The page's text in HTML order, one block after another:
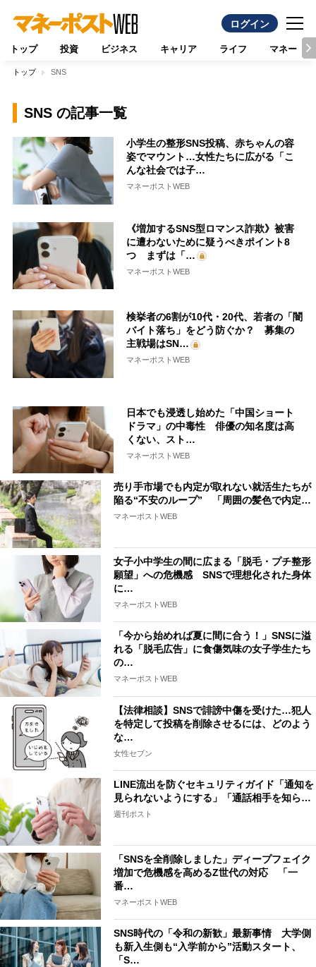
ログイン
トップ 投資 ビジネス キャリア ライフ マネー
トップ SNS
SNS の記事一覧
小学生の整形SNS投稿、赤ちゃんの容
姿でマウント…女性たちに広がる「こ
んな社会では子…
マネーポストWEB
《増加するSNS型ロマンス詐欺》被害
に遭わないために疑うべきポイント8
つ まずは「…
マネーポストWEB
検挙者の6割が10代・20代、若者の「闇
バイト落ち」をどう防ぐか？ 募集の
主戦場はSN…
マネーポストWEB
日本でも浸透し始めた「中国ショート
ドラマ」の中毒性 俳優の知名度は高
くない、スト…
マネーポストWEB
売り手市場でも内定が取れない就活生たちが
陥る“不安のループ” 「周囲の髪色で内定…
マネーポストWEB
女子小中学生の間に広まる「脱毛・プチ整形
願望」への危機感 SNSで理想化された身体
に…
マネーポストWEB
「今から始めれば夏に間に合う！」SNSに溢
れる「脱毛広告」に食傷気味の女子学生たち
の…
マネーポストWEB
【法律相談】SNSで誹謗中傷を受けた…犯人
を特定して投稿を削除させるには、どのよう
な…
女性セブン
LINE流出を防ぐセキュリティガイド「通知を
見られないようにする」「通話相手を知ら…
週刊ポスト
「SNSを全削除しました」ディープフェイク
増加で危機感を高めるZ世代の対応 「一
番…
マネーポストWEB
SNS時代の「令和の新歓」最新事情 大学側
も新入生側も“入学前から”活動スタート、
「S…